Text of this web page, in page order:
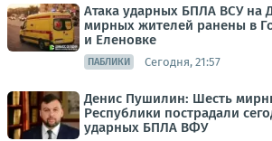
Атака ударных БПЛА ВСУ на
мирных жителей ранены в
и Еленовке
ПАБЛИКИ Сегодня, 21:57
Денис Пушилин: Шесть
Республики пострадали
ударных БПЛА ВФУ